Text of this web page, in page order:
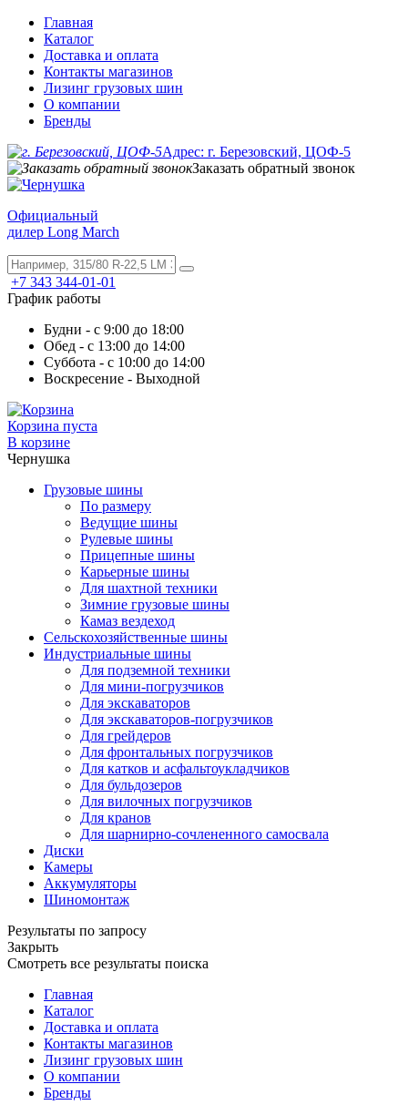
Главная
Каталог
Доставка и оплата
Контакты магазинов
Лизинг грузовых шин
О компании
Бренды
Адрес: г. Березовский, ЦОФ-5
Заказать обратный звонок
Официальный
дилер Long March
+7 343 344-01-01
График работы
Будни - с 9:00 до 18:00
Обед - с 13:00 до 14:00
Суббота - с 10:00 до 14:00
Воскресение - Выходной
Корзина пуста
В корзине
Чернушка
Грузовые шины
По размеру
Ведущие шины
Рулевые шины
Прицепные шины
Карьерные шины
Для шахтной техники
Зимние грузовые шины
Камаз вездеход
Сельскохозяйственные шины
Индустриальные шины
Для подземной техники
Для мини-погрузчиков
Для экскаваторов
Для экскаваторов-погрузчиков
Для грейдеров
Для фронтальных погрузчиков
Для катков и асфальтоукладчиков
Для бульдозеров
Для вилочных погрузчиков
Для кранов
Для шарнирно-сочлененного самосвала
Диски
Камеры
Аккумуляторы
Шиномонтаж
Результаты по запросу
Закрыть
Смотреть все результаты поиска
Главная
Каталог
Доставка и оплата
Контакты магазинов
Лизинг грузовых шин
О компании
Бренды